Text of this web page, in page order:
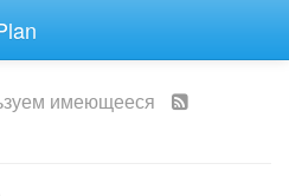
имеющееся